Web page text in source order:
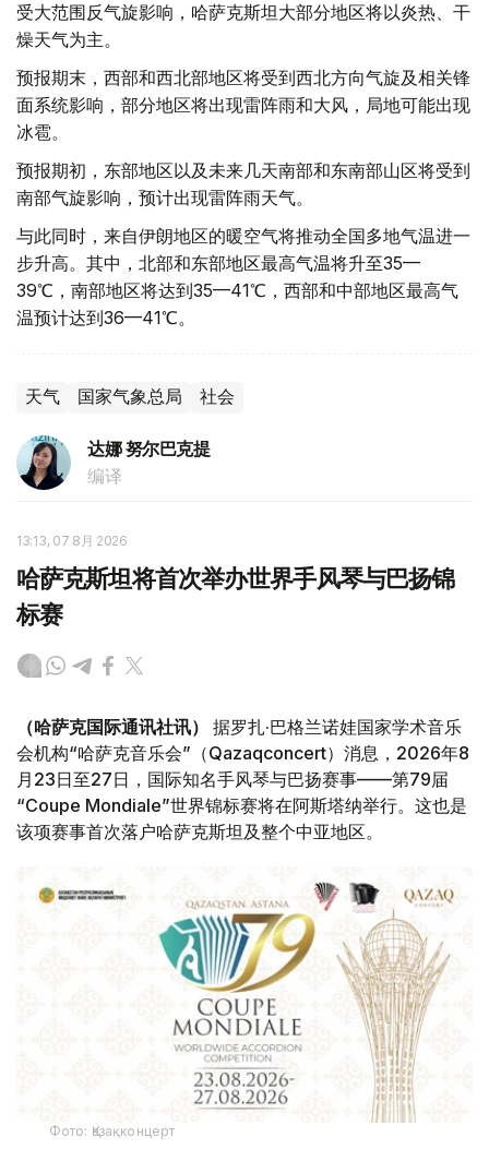
受大范围反气旋影响，哈萨克斯坦大部分地区将以炎热、干
燥天气为主。
预报期末，西部和西北部地区将受到西北方向气旋及相关锋
面系统影响，部分地区将出现雷阵雨和大风，局地可能出现
冰雹。
预报期初，东部地区以及未来几天南部和东南部山区将受到
南部气旋影响，预计出现雷阵雨天气。
与此同时，来自伊朗地区的暖空气将推动全国多地气温进一
步升高。其中，北部和东部地区最高气温将升至35—
39℃，南部地区将达到35—41℃，西部和中部地区最高气
温预计达到36—41℃。
天气 国家气象总局 社会
达娜 努尔巴克提
编译
13:13, 07 8月 2026
哈萨克斯坦将首次举办世界手风琴与巴扬锦
标赛
（哈萨克国际通讯社讯）
据罗扎·巴格兰诺娃国家学术音乐
会机构“哈萨克音乐会”（Qazaqconcert）消息，2026年8
月23日至27日，国际知名手风琴与巴扬赛事——第79届
“Coupe Mondiale”世界锦标赛将在阿斯塔纳举行。这也是
该项赛事首次落户哈萨克斯坦及整个中亚地区。
Фото: Қазақконцерт